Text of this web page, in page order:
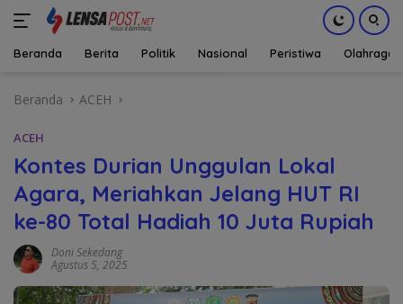
Beranda Berita Politik Nasional Peristiwa Olahraga
Beranda ACEH
ACEH
Kontes Durian Unggulan Lokal
Agara, Meriahkan Jelang HUT RI
ke-80 Total Hadiah 10 Juta Rupiah
Doni Sekedang
Agustus 5, 2025